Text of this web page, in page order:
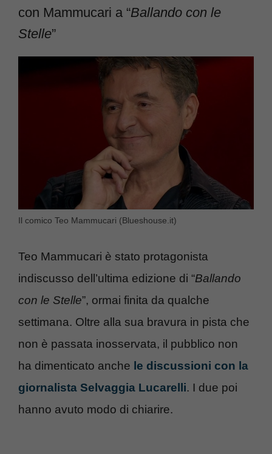
con Mammucari a “Ballando con le
Stelle”
Il comico Teo Mammucari (Blueshouse.it)
Teo Mammucari è stato protagonista
indiscusso dell’ultima edizione di “Ballando
con le Stelle”, ormai finita da qualche
settimana. Oltre alla sua bravura in pista che
non è passata inosservata, il pubblico non
ha dimenticato anche le discussioni con la
giornalista Selvaggia Lucarelli. I due poi
hanno avuto modo di chiarire.